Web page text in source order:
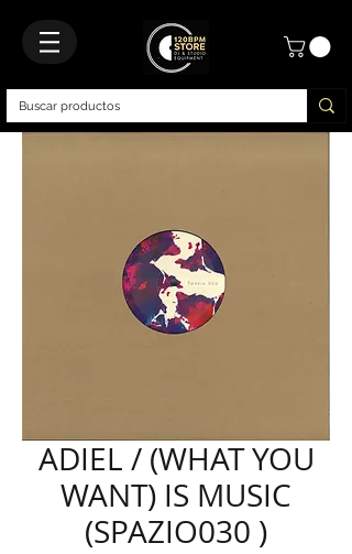
ADIEL / (WHAT YOU
WANT) IS MUSIC
(SPAZIO030 )